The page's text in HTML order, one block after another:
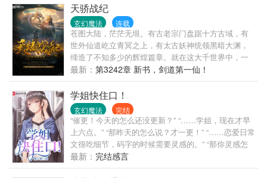
天骄战纪
玄幻魔法 连载
苍图大陆，茫茫无垠。有古老宗门盘踞十方古域，有
世外仙道屹立青冥之上，有太古妖神统领黑暗大渊，
缔造了不知多少的辉煌篇章。就在这大千世界中，一
个名叫林寻的少年，独自从矿山牢狱中走出，掌御灵
纹，心通万古，踏上了一条古今未有的传奇之路。
最新： 第3242章 新书，剑道第一仙！
学姐快住口！
玄幻魔法 完结
“催更！今天的怎么还没更新？” “……学姐，现在才早
上六点。” “那昨天的怎么说？才一更！” “……恋爱日常
文很吃细节，码字的时候需要灵感的。” “那你灵感怎
么来的？明明就单身。” “……靠想象。” “那还不如谈个
恋爱，还能顺带取材。” “……要码字，没空。” “要不我
最新： 完结感言